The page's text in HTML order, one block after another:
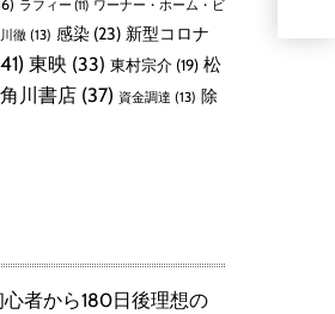
ラフィー (11) ワーナー・ホーム・ビ
徹 (13) 感染 (23) 新型コロナ
東映 (33) 東村宗介 (19) 松
角川書店 (37) 資金調達 (13) 除
心者から180日後理想の